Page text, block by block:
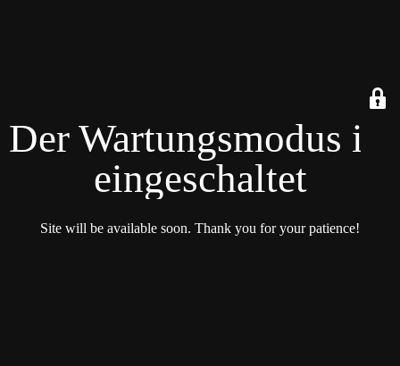
Der Wartungsmodus ist
eingeschaltet
Site will be available soon. Thank you for your patience!